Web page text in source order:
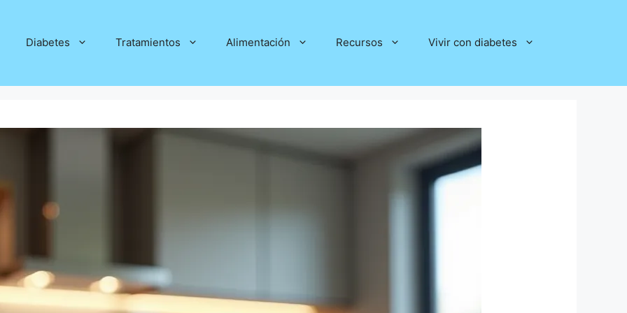
Diabetes Tratamientos Alimentación Recursos Vivir con diabetes